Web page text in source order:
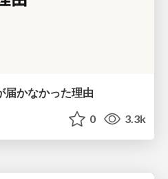
届かなかった理由
0 3.3k